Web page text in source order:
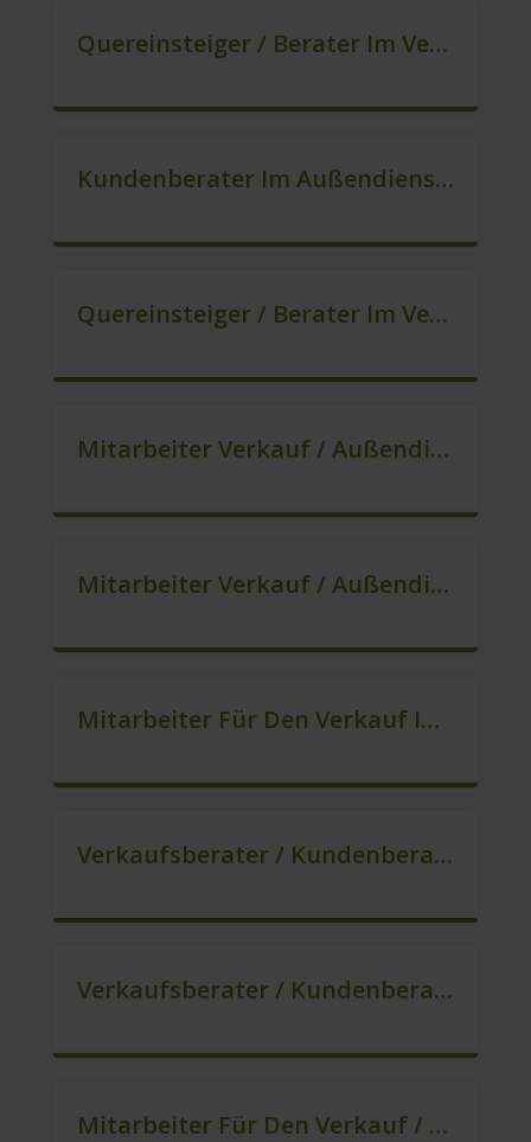
Quereinsteiger / Berater Im Vertrieb (m/w/d)
Kundenberater Im Außendienst – Lokalvertrieb (m/w/d)
Quereinsteiger / Berater Im Vertrieb – Ab Sofort (m/w/d)
Mitarbeiter Verkauf / Außendienst (m/w/d)
Mitarbeiter Verkauf / Außendienst (m/w/d)
Mitarbeiter Für Den Verkauf In VZ/TZ (m/w/d)
Verkaufsberater / Kundenberater, Auch Ohne Ausbildung Möglich (m/w/d)
Verkaufsberater / Kundenberater In VZ/TZ (m/w/d)
Mitarbeiter Für Den Verkauf / Quereinsteiger (m/w/d)